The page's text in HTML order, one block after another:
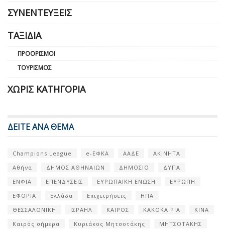
ΣΥΝΕΝΤΕΎΞΕΙΣ
ΤΑΞΊΔΙΑ
ΠΡΟΟΡΙΣΜΟΊ
ΤΟΥΡΙΣΜΌΣ
ΧΩΡΊΣ ΚΑΤΗΓΟΡΊΑ
ΔΕΙΤΕ ΑΝΑ ΘΕΜΑ
Champions League e-ΕΦΚΑ ΑΑΔΕ
ΑΚΙΝΗΤΑ
Αθήνα
ΔΗΜΟΣ ΑΘΗΝΑΙΩΝ ΔΗΜΟΣΙΟ
ΔΥΠΑ
ΕΝΦΙΑ
ΕΠΕΝΔΥΣΕΙΣ ΕΥΡΩΠΑΪΚΗ ΕΝΩΣΗ
ΕΥΡΩΠΗ
ΕΦΟΡΙΑ
Ελλάδα Επιχειρήσεις
ΗΠΑ
ΘΕΣΣΑΛΟΝΙΚΗ
ΙΣΡΑΗΛ ΚΑΙΡΟΣ ΚΑΚΟΚΑΙΡΙΑ
ΚΙΝΑ
Καιρός σήμερα
Κυριάκος Μητσοτάκης
ΜΗΤΣΟΤΑΚΗΣ